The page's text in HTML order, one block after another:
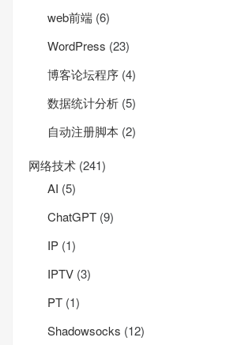
web前端 (6)
WordPress (23)
博客论坛程序 (4)
数据统计分析 (5)
自动注册脚本 (2)
网络技术 (241)
AI (5)
ChatGPT (9)
IP (1)
IPTV (3)
PT (1)
Shadowsocks (12)